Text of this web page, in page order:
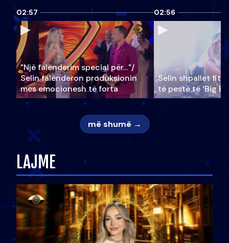
02:57
"Një falenderim special për…"/
Selin falënderon produksionin
mes emocionesh të forta
02:56
Selin shpallet
të pestë të ‘Big
më shumë →
LAJME